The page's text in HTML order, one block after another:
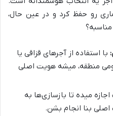
رو حفظ کرد و در عین حال،
مناسبه؟
با استفاده از آجرهای قزاقی یا
منطقه، میشه هویت اصلی
میده تا بازسازی‌ها به
بنا انجام بشن.